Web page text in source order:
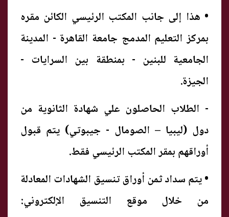
• هذا إلى جانب المكتب الرئيسي الكائن مقره
بمركز التعليم المدمج جامعة القاهرة - المدينة
الجامعية للبنين - بمنطقة بين السرايات -
الجيزة.
- الطلاب الحاصلون علي شهادة الثانوية من
دول (ليبيا – الصومال - جيبوتي) يتم قبول
أوراقهم بمقر المكتب الرئيسي فقط.
• يتم سداد ثمن أوراق تنسيق الشهادات المعادلة
من خلال موقع التنسيق الإلكتروني: